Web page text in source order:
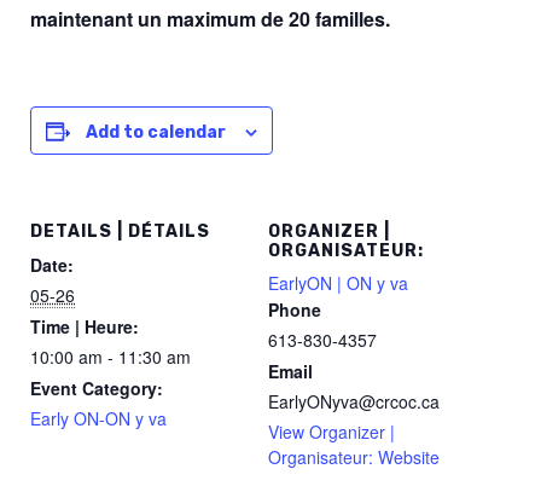
maintenant un maximum de 20 familles.
Add to calendar
DETAILS | DÉTAILS
Date:
05-26
Time | Heure:
10:00 am - 11:30 am
Event Category:
Early ON-ON y va
ORGANIZER |
ORGANISATEUR:
EarlyON | ON y va
Phone
613-830-4357
Email
EarlyONyva@crcoc.ca
View Organizer |
Organisateur: Website